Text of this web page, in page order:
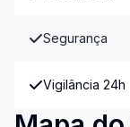
Segurança
Vigilância 24h